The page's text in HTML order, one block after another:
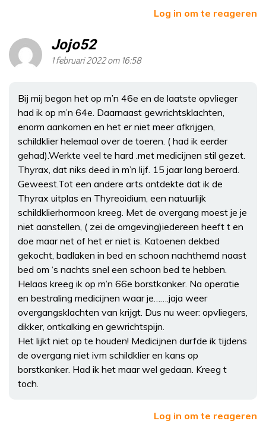
Log in om te reageren
Jojo52
1 februari 2022 om 16:58
Bij mij begon het op m’n 46e en de laatste opvlieger
had ik op m’n 64e. Daarnaast gewrichtsklachten,
enorm aankomen en het er niet meer afkrijgen,
schildklier helemaal over de toeren. ( had ik eerder
gehad).Werkte veel te hard .met medicijnen stil gezet.
Thyrax, dat niks deed in m’n lijf. 15 jaar lang beroerd.
Geweest.Tot een andere arts ontdekte dat ik de
Thyrax uitplas en Thyreoidium, een natuurlijk
schildklierhormoon kreeg. Met de overgang moest je je
niet aanstellen, ( zei de omgeving)iedereen heeft t en
doe maar net of het er niet is. Katoenen dekbed
gekocht, badlaken in bed en schoon nachthemd naast
bed om ‘s nachts snel een schoon bed te hebben.
Helaas kreeg ik op m’n 66e borstkanker. Na operatie
en bestraling medicijnen waar je…….jaja weer
overgangsklachten van krijgt. Dus nu weer: opvliegers,
dikker, ontkalking en gewrichtspijn.
Het lijkt niet op te houden! Medicijnen durfde ik tijdens
de overgang niet ivm schildklier en kans op
borstkanker. Had ik het maar wel gedaan. Kreeg t
toch.
Log in om te reageren